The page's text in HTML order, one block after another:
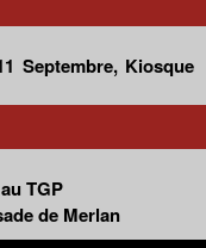
Septembre, Kiosque
TGP
de Merlan